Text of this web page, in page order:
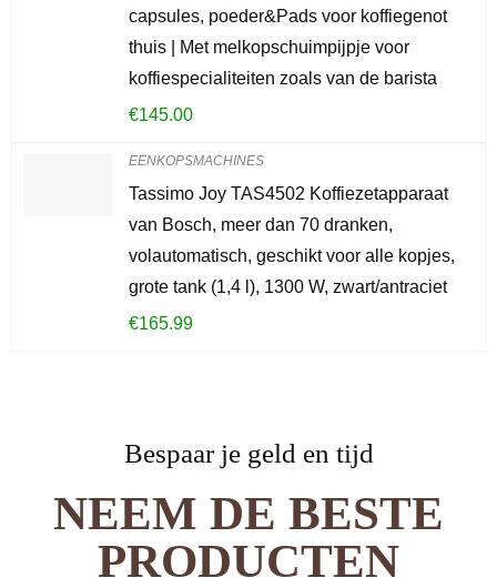
capsules, poeder&Pads voor koffiegenot
thuis | Met melkopschuimpijpje voor
koffiespecialiteiten zoals van de barista
€145.00
EENKOPSMACHINES
Tassimo Joy TAS4502 Koffiezetapparaat
van Bosch, meer dan 70 dranken,
volautomatisch, geschikt voor alle kopjes,
grote tank (1,4 l), 1300 W, zwart/antraciet
€165.99
Bespaar je geld en tijd
NEEM DE BESTE
PRODUCTEN